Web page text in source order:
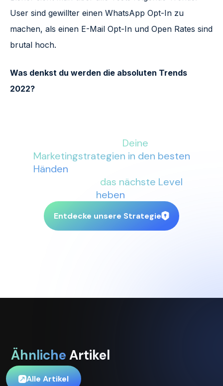
User sind gewillter einen WhatsApp Opt-In zu
machen, als einen E-Mail Opt-In und Open Rates sind
brutal hoch.
Was denkst du werden die absoluten Trends
2022?
Deine
Marketingstrategien in den besten
Händen
das nächste Level
heben
Entdecke unsere Strategie
Ähnliche Artikel
Alle Artikel